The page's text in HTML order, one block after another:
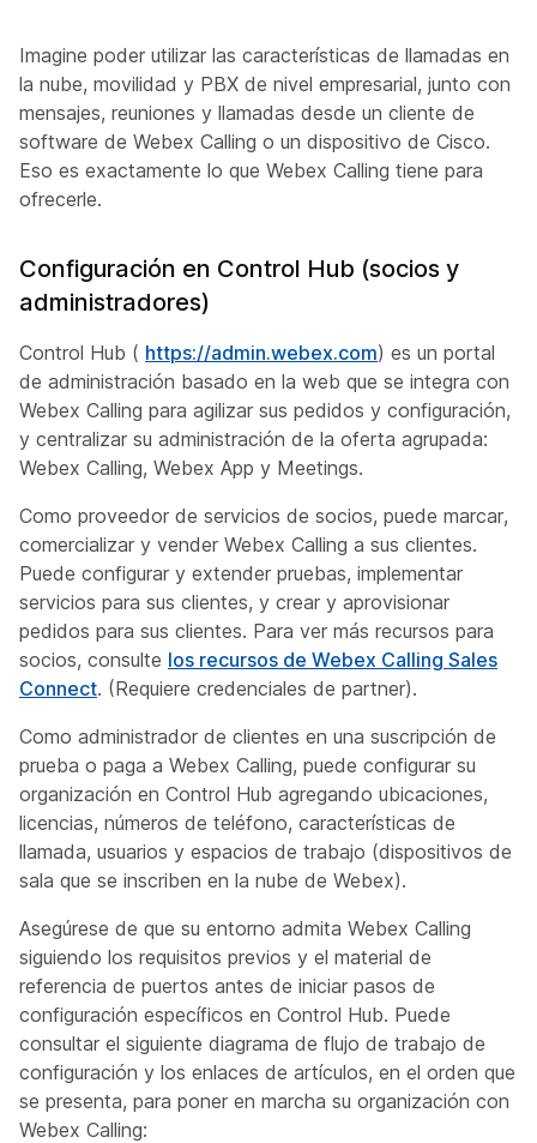
Imagine poder utilizar las características de llamadas en
la nube, movilidad y PBX de nivel empresarial, junto con
mensajes, reuniones y llamadas desde un cliente de
software de Webex Calling o un dispositivo de Cisco.
Eso es exactamente lo que Webex Calling tiene para
ofrecerle.
Configuración en Control Hub (socios y
administradores)
Control Hub ( https://admin.webex.com) es un portal
de administración basado en la web que se integra con
Webex Calling para agilizar sus pedidos y configuración,
y centralizar su administración de la oferta agrupada:
Webex Calling, Webex App y Meetings.
Como proveedor de servicios de socios, puede marcar,
comercializar y vender Webex Calling a sus clientes.
Puede configurar y extender pruebas, implementar
servicios para sus clientes, y crear y aprovisionar
pedidos para sus clientes. Para ver más recursos para
socios, consulte los recursos de Webex Calling Sales
Connect. (Requiere credenciales de partner).
Como administrador de clientes en una suscripción de
prueba o paga a Webex Calling, puede configurar su
organización en Control Hub agregando ubicaciones,
licencias, números de teléfono, características de
llamada, usuarios y espacios de trabajo (dispositivos de
sala que se inscriben en la nube de Webex).
Asegúrese de que su entorno admita Webex Calling
siguiendo los requisitos previos y el material de
referencia de puertos antes de iniciar pasos de
configuración específicos en Control Hub. Puede
consultar el siguiente diagrama de flujo de trabajo de
configuración y los enlaces de artículos, en el orden que
se presenta, para poner en marcha su organización con
Webex Calling: